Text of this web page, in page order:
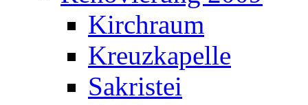
Kirchraum
Kreuzkapelle
Sakristei